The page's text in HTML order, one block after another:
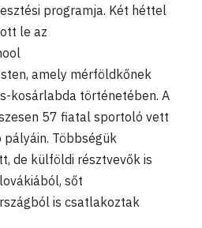
programja. Két héttel
le az
amely mérföldkőnek
kosárlabda történetében. A
57 fiatal sportoló vett
Többségük
de külföldi résztvevők is
sőt
is csatlakoztak